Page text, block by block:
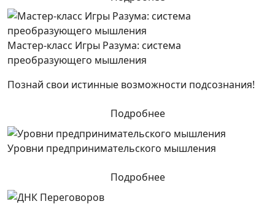
Мастер-класс Игры Разума: система
преобразующего мышления
Познай свои истинные возможности подсознания!
Подробнее
Уровни предпринимательского мышления
Подробнее